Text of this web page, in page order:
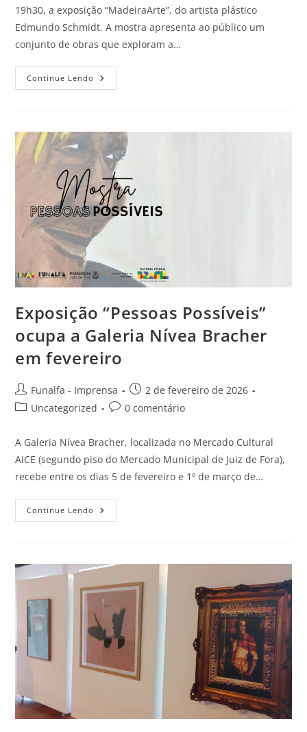
19h30, a exposição “MadeiraArte”, do artista plástico
Edmundo Schmidt. A mostra apresenta ao público um
conjunto de obras que exploram a…
Continue Lendo
Exposição “Pessoas Possíveis”
ocupa a Galeria Nívea Bracher
em fevereiro
Funalfa - Imprensa
2 de fevereiro de 2026
Uncategorized
0 comentário
A Galeria Nívea Bracher, localizada no Mercado Cultural
AICE (segundo piso do Mercado Municipal de Juiz de Fora),
recebe entre os dias 5 de fevereiro e 1º de março de…
Continue Lendo